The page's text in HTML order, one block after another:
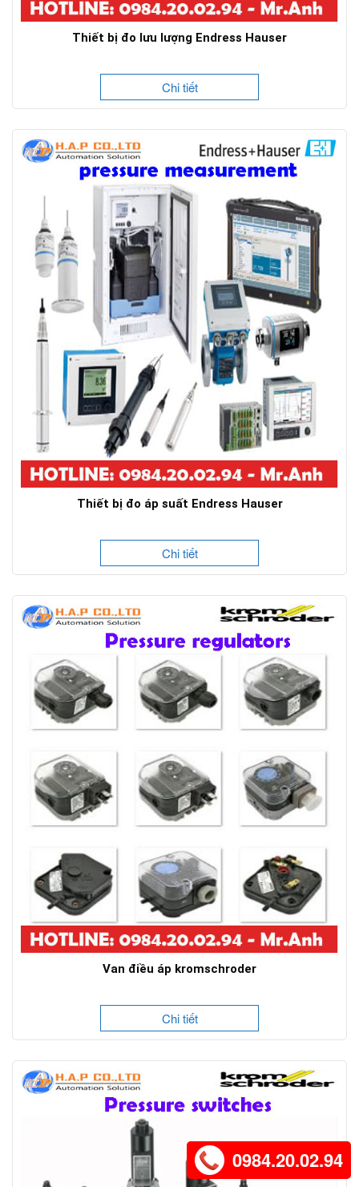
Thiết bị đo lưu lượng Endress Hauser
Chi tiết
Thiết bị đo áp suất Endress Hauser
Chi tiết
Van điều áp kromschroder
Chi tiết
0984.20.02.94